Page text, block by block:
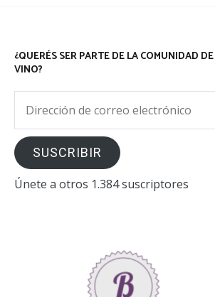
¿QUERÉS SER PARTE DE LA COMUNIDAD
VINO?
correo
electrónico
SUSCRIBIR
Únete a otros 1.384 suscriptores